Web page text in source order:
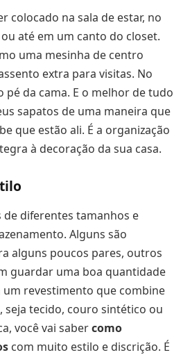
colocado na sala de estar, no
até em um canto do closet.
uma mesinha de centro
extra para visitas. No
pé da cama. E o melhor de tudo
sapatos de uma maneira que
que estão ali. É a organização
à decoração da sua casa.
de diferentes tamanhos e
Alguns são
alguns poucos pares, outros
guardar uma boa quantidade
um revestimento que combine
seja tecido, couro sintético ou
você vai sabercomo
com muito estilo e discrição. É